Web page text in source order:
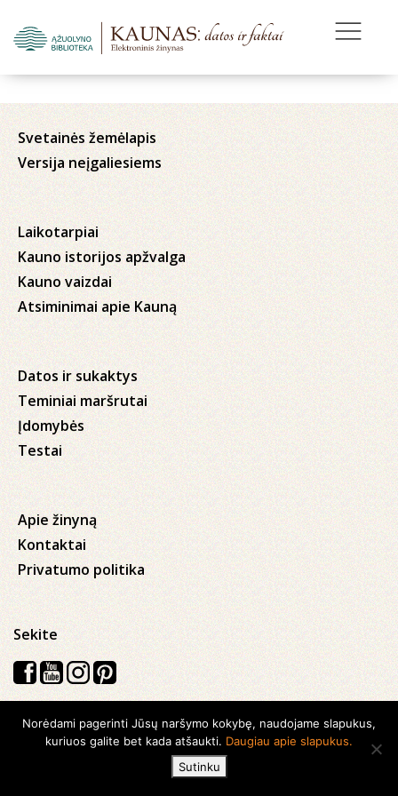
Svetainės žemėlapis
Versija neįgaliesiems
Laikotarpiai
Kauno istorijos apžvalga
Kauno vaizdai
Atsiminimai apie Kauną
Datos ir sukaktys
Teminiai maršrutai
Įdomybės
Testai
Apie žinyną
Kontaktai
Privatumo politika
Sekite
Visos teisės saugomos © 2026 Kauno apskrities viešoji Ąžuolyno
biblioteka
Norėdami pagerinti Jūsų naršymo kokybę, naudojame slapukus,
kuriuos galite bet kada atšaukti. Daugiau apie slapukus.
Sutinku